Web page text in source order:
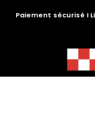
Paiement sécurisé I